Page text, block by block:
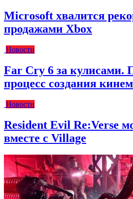
Microsoft хвалится
продажами Xbox
Новости
Far Cry 6 за кулисами.
процесс создания
Новости
Resident Evil Re:Verse
вместе с Village